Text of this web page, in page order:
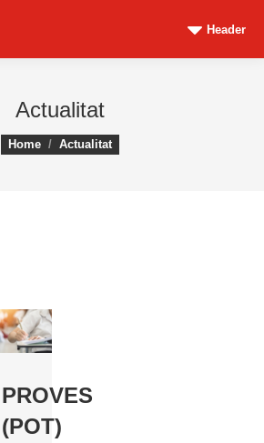
Header
Actualitat
You are here:
Home Actualitat
PROVES
(POT)